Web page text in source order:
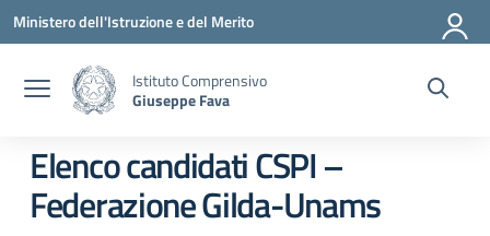
Vai ai contenuti
Vai al menu di navigazione
Vai al footer
Ministero dell'Istruzione e del Merito
Istituto Comprensivo
Giuseppe Fava
Elenco candidati CSPI –
Federazione Gilda-Unams